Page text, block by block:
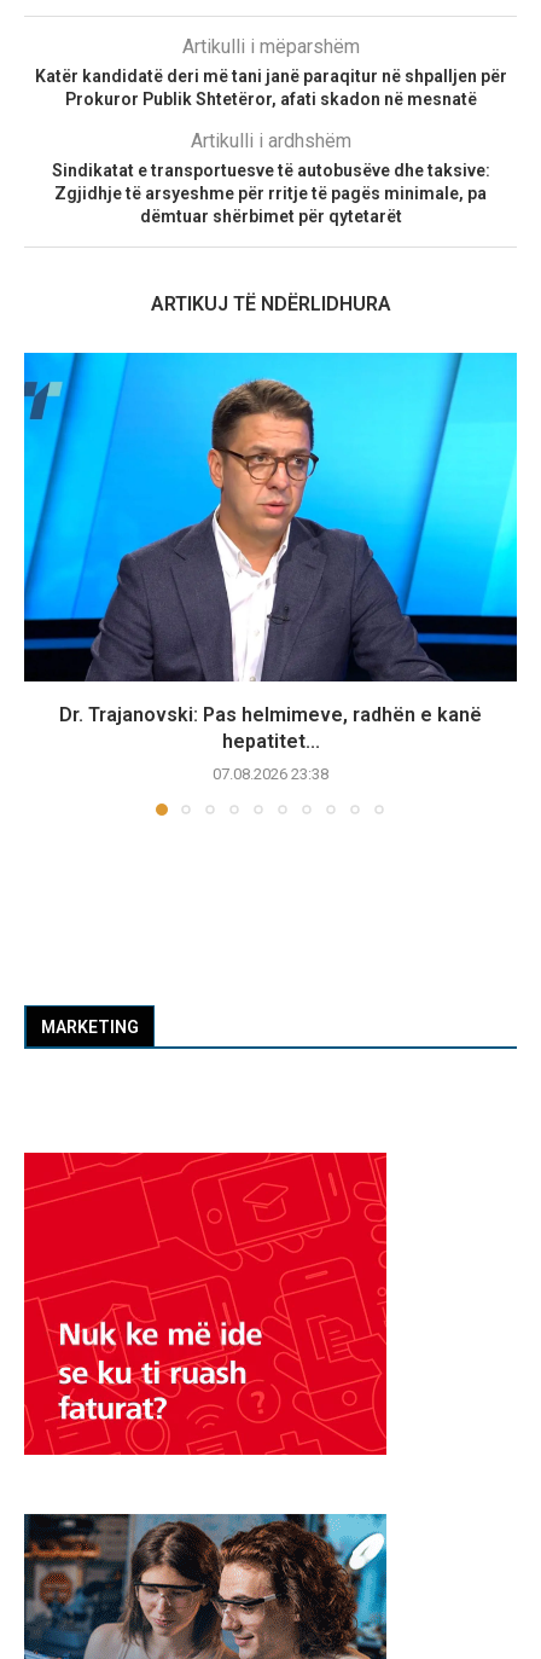
Artikulli i mëparshëm
Katër kandidatë deri më tani janë paraqitur në shpalljen për
Prokuror Publik Shtetëror, afati skadon në mesnatë
Artikulli i ardhshëm
Sindikatat e transportuesve të autobusëve dhe taksive:
Zgjidhje të arsyeshme për rritje të pagës minimale, pa
dëmtuar shërbimet për qytetarët
ARTIKUJ TË NDËRLIDHURA
Dr. Trajanovski: Pas helmimeve, radhën e kanë
hepatitet...
07.08.2026 23:38
MARKETING